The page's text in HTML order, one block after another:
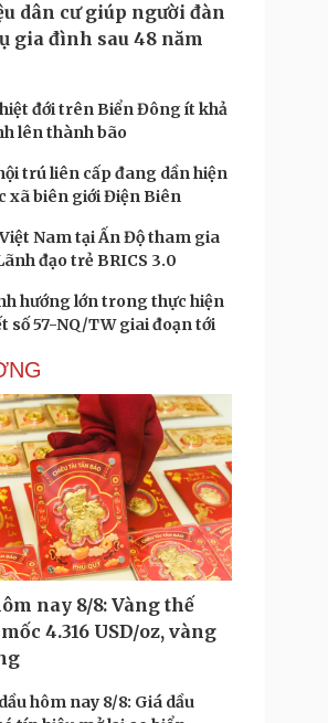
dân cư giúp người đàn
gia đình sau 48 năm
đới trên Biển Đông ít khả
lên thành bão
trú liên cấp đang dần hiện
xã biên giới Điện Biên
Nam tại Ấn Độ tham gia
đạo trẻ BRICS 3.0
hướng lớn trong thực hiện
số 57-NQ/TW giai đoạn tới
nay 8/8: Vàng thế
4.316 USD/oz, vàng
hôm nay 8/8: Giá dầu